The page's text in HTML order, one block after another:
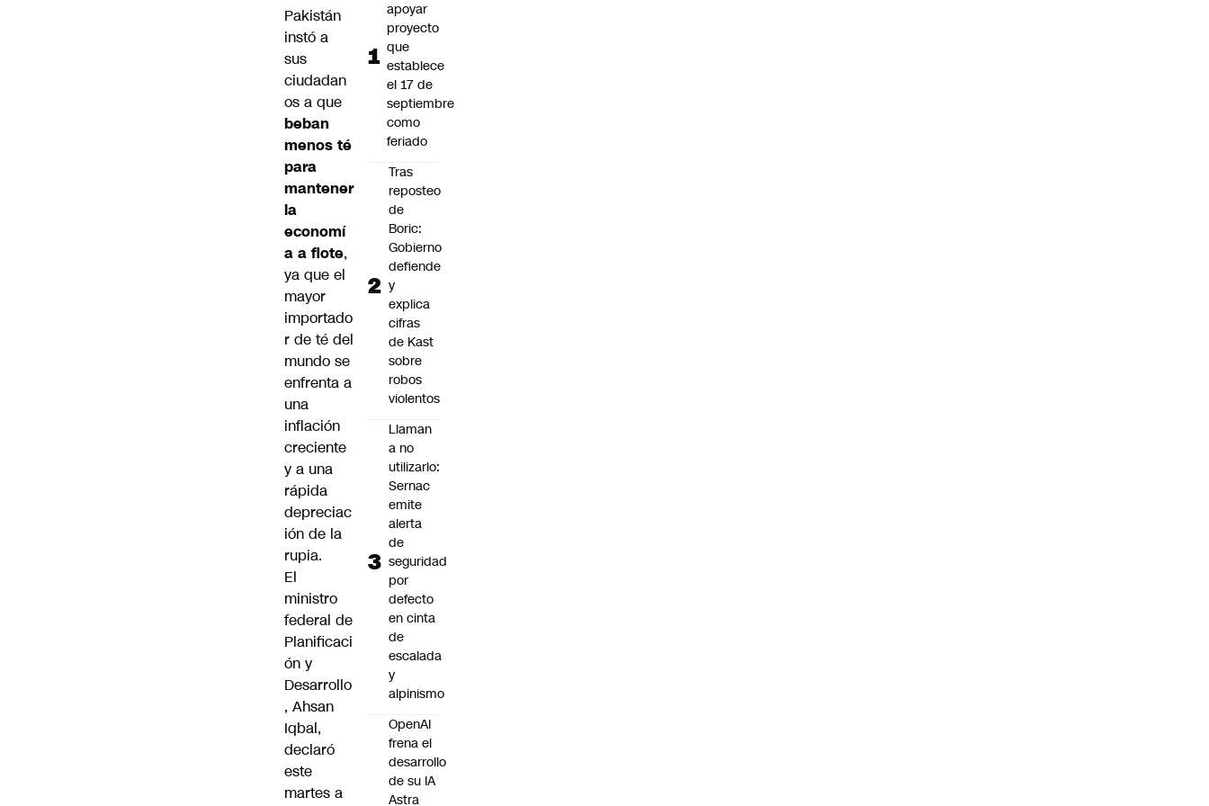
Pakistán
instó a
sus
ciudadan
os a que
beban
menos té
para
mantener
la
economí
a a flote,
ya que el
mayor
importado
r de té del
mundo se
enfrenta a
una
inflación
creciente
y a una
rápida
depreciac
ión de la
rupia.
El
ministro
federal de
Planificaci
ón y
Desarrollo
, Ahsan
Iqbal,
declaró
este
martes a
apoyar
proyecto
que
establece
el 17 de
septiembre
como
feriado
Tras
reposteo
de
Boric:
Gobierno
defiende
y
explica
cifras
de Kast
sobre
robos
violentos
Llaman
a no
utilizarlo:
Sernac
emite
alerta
de
seguridad
por
defecto
en cinta
de
escalada
y
alpinismo
OpenAI
frena el
desarrollo
de su IA
Astra